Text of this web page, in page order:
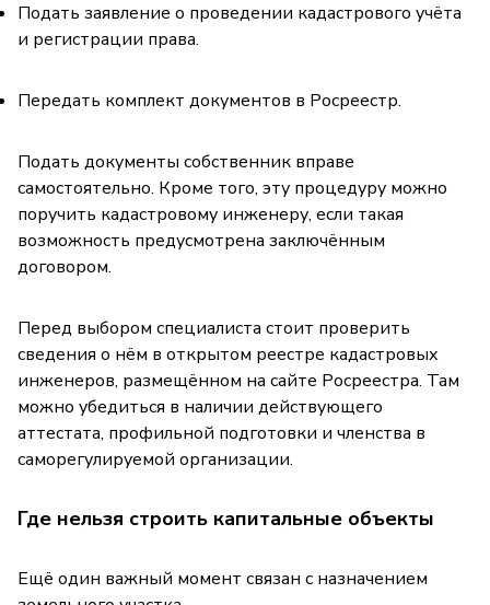
Подать заявление о проведении кадастрового учёта
и регистрации права.
Передать комплект документов в Росреестр.
Подать документы собственник вправе
самостоятельно. Кроме того, эту процедуру можно
поручить кадастровому инженеру, если такая
возможность предусмотрена заключённым
договором.
Перед выбором специалиста стоит проверить
сведения о нём в открытом реестре кадастровых
инженеров, размещённом на сайте Росреестра. Там
можно убедиться в наличии действующего
аттестата, профильной подготовки и членства в
саморегулируемой организации.
Где нельзя строить капитальные объекты
Ещё один важный момент связан с назначением